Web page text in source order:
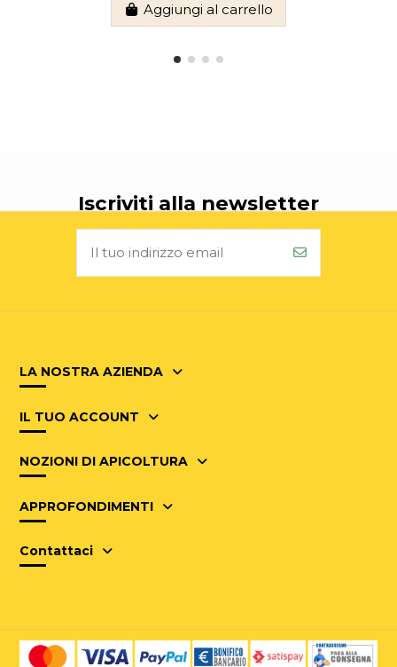
Aggiungi al carrello
Iscriviti alla newsletter
LA NOSTRA AZIENDA
IL TUO ACCOUNT
NOZIONI DI APICOLTURA
APPROFONDIMENTI
Contattaci